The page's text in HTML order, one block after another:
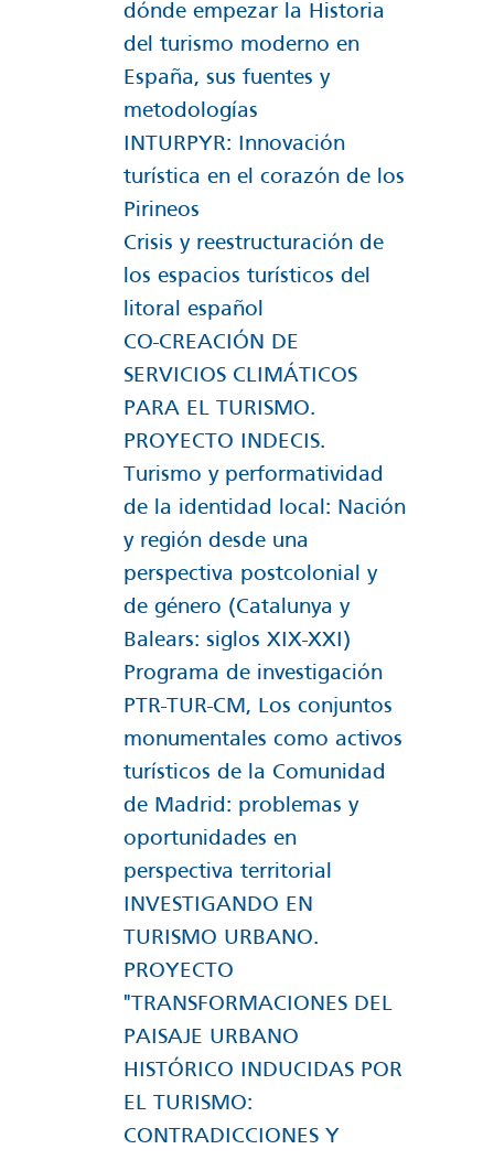
dónde empezar la Historia
del turismo moderno en
España, sus fuentes y
metodologías
INTURPYR: Innovación
turística en el corazón de los
Pirineos
Crisis y reestructuración de
los espacios turísticos del
litoral español
CO-CREACIÓN DE
SERVICIOS CLIMÁTICOS
PARA EL TURISMO.
PROYECTO INDECIS.
Turismo y performatividad
de la identidad local: Nación
y región desde una
perspectiva postcolonial y
de género (Catalunya y
Balears: siglos XIX-XXI)
Programa de investigación
PTR-TUR-CM, Los conjuntos
monumentales como activos
turísticos de la Comunidad
de Madrid: problemas y
oportunidades en
perspectiva territorial
INVESTIGANDO EN
TURISMO URBANO.
PROYECTO
"TRANSFORMACIONES DEL
PAISAJE URBANO
HISTÓRICO INDUCIDAS POR
EL TURISMO:
CONTRADICCIONES Y